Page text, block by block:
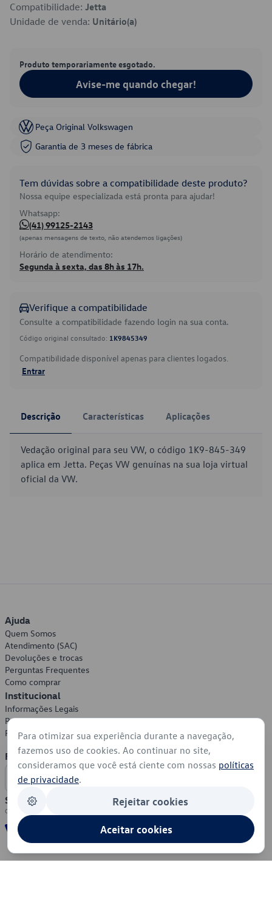
Compatibilidade: Jetta
Unidade de venda: Unitário(a)
Produto temporariamente esgotado.
Avise-me quando chegar!
Peça Original Volkswagen
Garantia de 3 meses de fábrica
Tem dúvidas sobre a compatibilidade deste produto?
Nossa equipe especializada está pronta para ajudar!
Whatsapp:
(41) 99125-2143
(apenas mensagens de texto, não atendemos ligações)
Horário de atendimento:
Segunda à sexta, das 8h às 17h.
Verifique a compatibilidade
Consulte a compatibilidade fazendo login na sua conta.
Código original consultado: 1K9845349
Compatibilidade disponível apenas para clientes logados.
Entrar
Descrição Características Aplicações
Vedação original para seu VW, o código 1K9-845-349
aplica em Jetta. Peças VW genuínas na sua loja virtual
oficial da VW.
Ajuda
Quem Somos
Atendimento (SAC)
Devoluções e trocas
Perguntas Frequentes
Como comprar
Institucional
Informações Legais
Política de Privacidade
Política de Cookies
Formas de Pagamento
Segurança
Para otimizar sua experiência durante a navegação,
fazemos uso de cookies. Ao continuar no site,
consideramos que você está ciente com nossas políticas
de privacidade.
Rejeitar cookies
Aceitar cookies